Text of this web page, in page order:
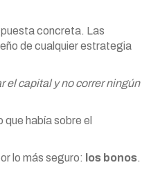
concreta. Las
de cualquier estrategia
el capital y no correr ningún
había sobre el
lo más seguro: los bonos.